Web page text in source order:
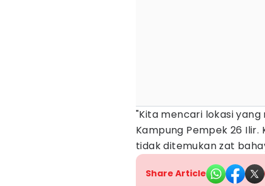
"Kita mencari lokasi
Kampung Pempek 26
tidak ditemukan zat
Share Article